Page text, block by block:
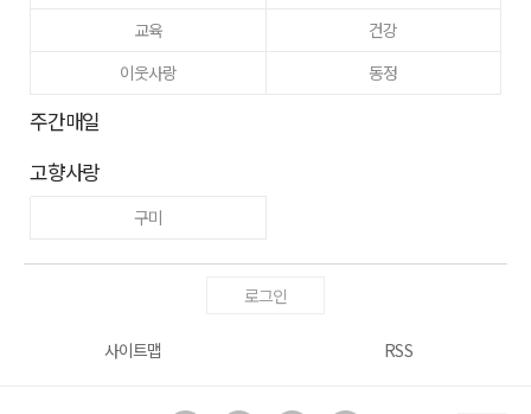
교육
건강
이웃사랑
동정
주간매일
고향사랑
구미
로그인
사이트맵 RSS